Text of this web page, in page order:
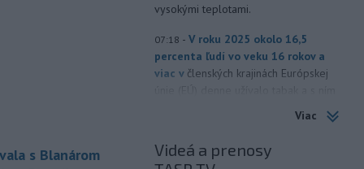
s Blanárom
vysokými teplotami.
07:18 - V roku 2025 okolo 16,5
percenta ľudí vo veku 16 rokov a
viac v členských krajinách Európskej
futbalovej federácie (FIFA) sa
Viac
Videá a prenosy